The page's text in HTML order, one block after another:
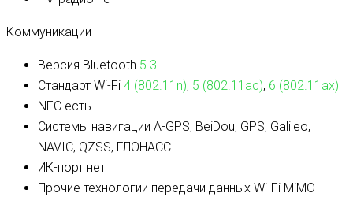
Коммуникации
Версия Bluetooth 5.3
Стандарт Wi-Fi 4 (802.11n), 5 (802.11ac), 6 (802.11ax)
NFC есть
Системы навигации A-GPS, BeiDou, GPS, Galileo,
NAVIC, QZSS, ГЛОНАСС
ИК-порт нет
Прочие технологии передачи данных Wi-Fi MiMO